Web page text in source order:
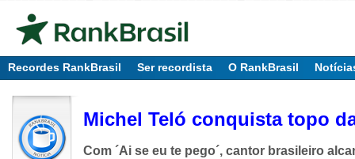
Recordes RankBrasil Ser recordista O RankBrasil
Michel Teló conquista topo
Com ´Ai se eu te pego´, cantor brasileiro